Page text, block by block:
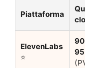
Piattaforma
ElevenLabs
⭐